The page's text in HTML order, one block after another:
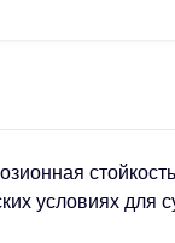
условиях для